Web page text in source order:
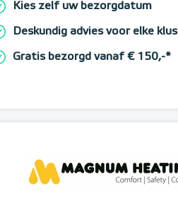
Kies zelf uw bezorgdatum
Deskundig advies voor elke klus
Gratis bezorgd vanaf € 150,-*